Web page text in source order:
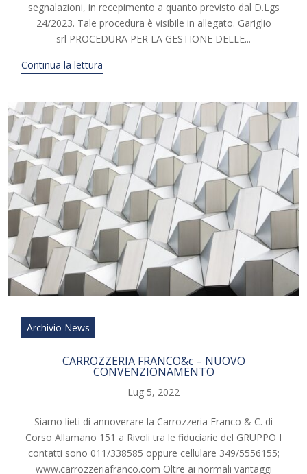
segnalazioni, in recepimento a quanto previsto dal D.Lgs
24/2023. Tale procedura è visibile in allegato. Gariglio
srl PROCEDURA PER LA GESTIONE DELLE...
Continua la lettura
Archivio News
CARROZZERIA FRANCO&c – NUOVO
CONVENZIONAMENTO
Lug 5, 2022
Siamo lieti di annoverare la Carrozzeria Franco & C. di
Corso Allamano 151 a Rivoli tra le fiduciarie del GRUPPO I
contatti sono 011/338585 oppure cellulare 349/5556155;
www.carrozzeriafranco.com Oltre ai normali vantaggi